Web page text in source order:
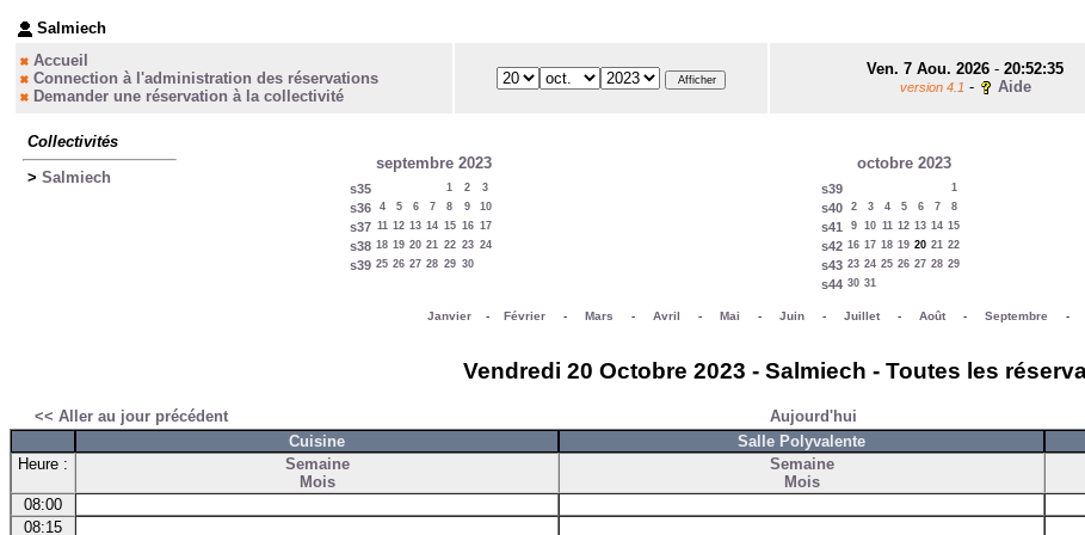
Salmiech
Accueil
Connection à l'administration des réservations
Demander une réservation à la collectivité
Ven. 7 Aou. 2026 - 20:52:35
version 4.1 - Aide
Collectivités
> Salmiech
septembre 2023
s35 1 2 3
s36 4 5 6 7 8 9 10
s37 11 12 13 14 15 16 17
s38 18 19 20 21 22 23 24
s39 25 26 27 28 29 30
octobre 2023
s39 1
s40 2 3 4 5 6 7 8
s41 9 10 11 12 13 14 15
s42 16 17 18 19 20 21 22
s43 23 24 25 26 27 28 29
s44 30 31
Janvier- Février- Mars - Avril - Mai - Juin- Juillet- Août- Septembre -
Vendredi 20 Octobre 2023 - Salmiech - Toutes les
<< Aller au jour précédent Aujourd'hui
Cuisine
Salle Polyvalente
Heure :
Semaine
Mois
Semaine
Mois
08:00
08:15